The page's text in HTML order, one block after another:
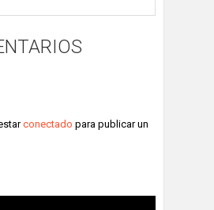
conectado para publicar un